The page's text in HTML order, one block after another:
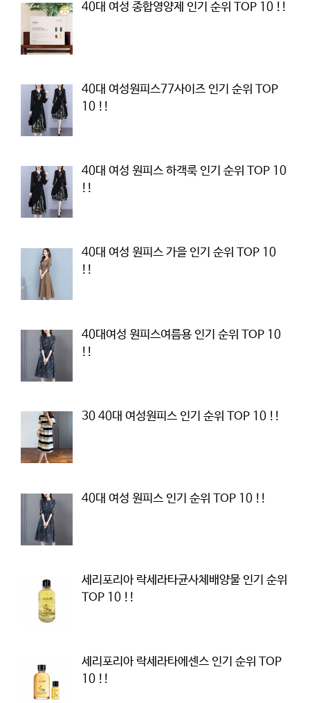
40대 여성 종합영양제 인기 순위 TOP 10 !!
40대 여성원피스77사이즈 인기 순위 TOP
10 !!
40대 여성 원피스 하객룩 인기 순위 TOP 10
!!
40대 여성 원피스 가을 인기 순위 TOP 10
!!
40대여성 원피스여름용 인기 순위 TOP 10
!!
30 40대 여성원피스 인기 순위 TOP 10 !!
40대 여성 원피스 인기 순위 TOP 10 !!
세리포리아 락세라타균사체배양물 인기 순위
TOP 10 !!
세리포리아 락세라타에센스 인기 순위 TOP
10 !!